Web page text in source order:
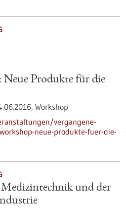
Produkte für die
Workshop
vergangene-
neue-produkte-fuer-die-
und der